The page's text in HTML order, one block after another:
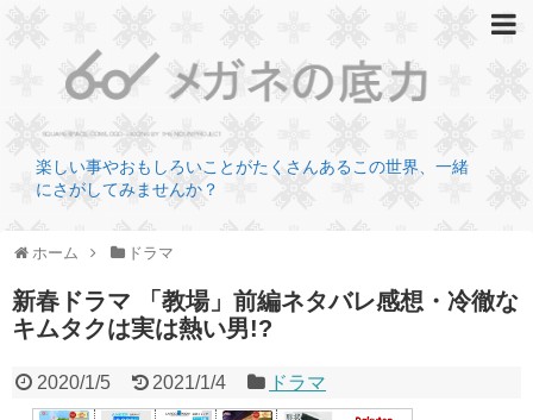
楽しい事やおもしろいことがたくさんあるこの世界、一緒
にさがしてみませんか？
ホーム ドラマ
新春ドラマ 「教場」前編ネタバレ感想・冷徹な
キムタクは実は熱い男!?
2020/1/5 2021/1/4 ドラマ